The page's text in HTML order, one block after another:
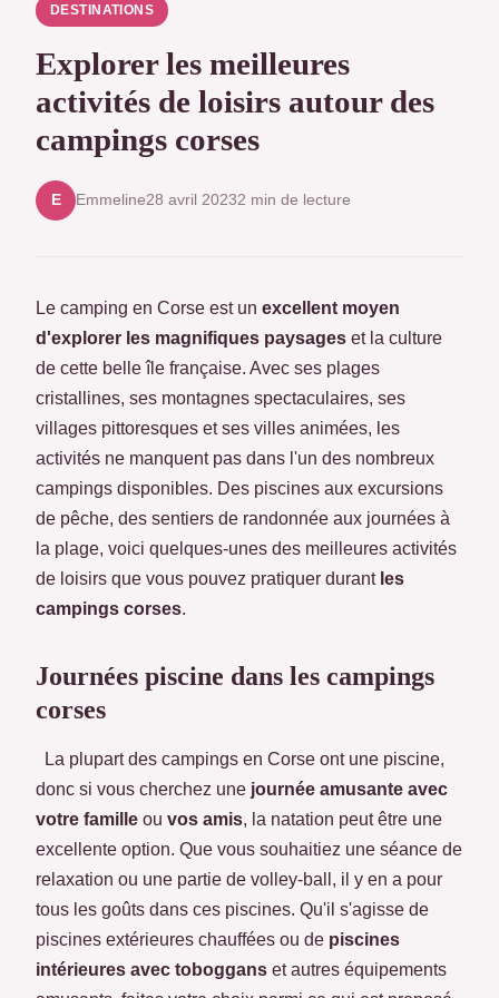
DESTINATIONS
Explorer les meilleures
activités de loisirs autour des
campings corses
E Emmeline28 avril 20232 min de lecture
Le camping en Corse est un excellent moyen
d'explorer les magnifiques paysages et la culture
de cette belle île française. Avec ses plages
cristallines, ses montagnes spectaculaires, ses
villages pittoresques et ses villes animées, les
activités ne manquent pas dans l'un des nombreux
campings disponibles. Des piscines aux excursions
de pêche, des sentiers de randonnée aux journées à
la plage, voici quelques-unes des meilleures activités
de loisirs que vous pouvez pratiquer durant les
campings corses.
Journées piscine dans les campings
corses
La plupart des campings en Corse ont une piscine,
donc si vous cherchez une journée amusante avec
votre famille ou vos amis, la natation peut être une
excellente option. Que vous souhaitiez une séance de
relaxation ou une partie de volley-ball, il y en a pour
tous les goûts dans ces piscines. Qu'il s'agisse de
piscines extérieures chauffées ou de piscines
intérieures avec toboggans et autres équipements